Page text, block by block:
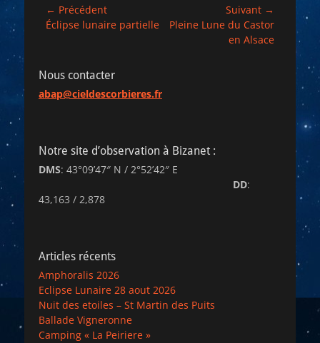
Navigation
de
← Précédent
Article
Éclipse lunaire partielle
Suivant →
Article
Pleine Lune du Castor
en Alsace
Nous contacter
abap@cieldescorbieres.fr
Notre site d’observation à Bizanet :
DMS: 43°09’47″ N / 2°52’42″ E
DD:
43,163 / 2,878
Articles récents
Amphoralis 2026
Eclipse Lunaire 28 aout 2026
Nuit des etoiles – St Martin des Puits
Ballade Vigneronne
Camping « La Peiriere »